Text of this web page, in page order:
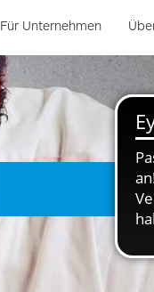
Für Unternehmen